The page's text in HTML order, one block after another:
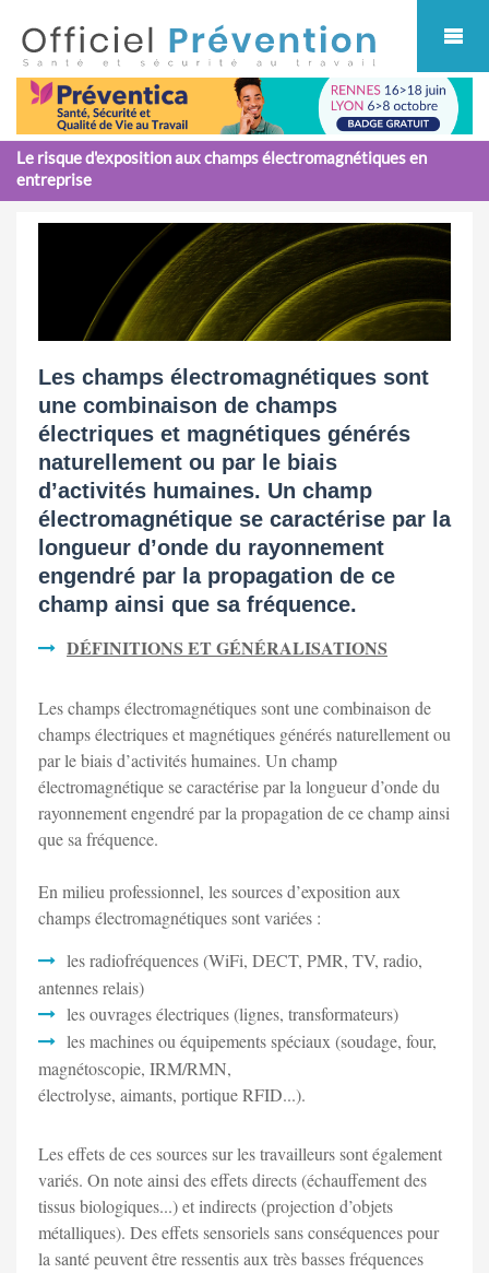
Le risque d'exposition aux champs électromagnétiques en
entreprise
Les champs électromagnétiques sont
une combinaison de champs
électriques et magnétiques générés
naturellement ou par le biais
d’activités humaines. Un champ
électromagnétique se caractérise par la
longueur d’onde du rayonnement
engendré par la propagation de ce
champ ainsi que sa fréquence.
DÉFINITIONS ET GÉNÉRALISATIONS
Les champs électromagnétiques sont une combinaison de
champs électriques et magnétiques générés naturellement ou
par le biais d’activités humaines. Un champ
électromagnétique se caractérise par la longueur d’onde du
rayonnement engendré par la propagation de ce champ ainsi
que sa fréquence.
En milieu professionnel, les sources d’exposition aux
champs électromagnétiques sont variées :
les radiofréquences (WiFi, DECT, PMR, TV, radio,
antennes relais)
les ouvrages électriques (lignes, transformateurs)
les machines ou équipements spéciaux (soudage, four,
magnétoscopie, IRM/RMN,
électrolyse, aimants, portique RFID...).
Les effets de ces sources sur les travailleurs sont également
variés. On note ainsi des effets directs (échauffement des
tissus biologiques...) et indirects (projection d’objets
métalliques). Des effets sensoriels sans conséquences pour
la santé peuvent être ressentis aux très basses fréquences